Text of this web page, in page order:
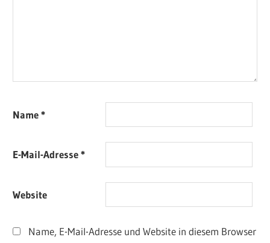
Name*
E-Mail-Adresse*
Website
Name, E-Mail-Adresse und Website in diesem Browser